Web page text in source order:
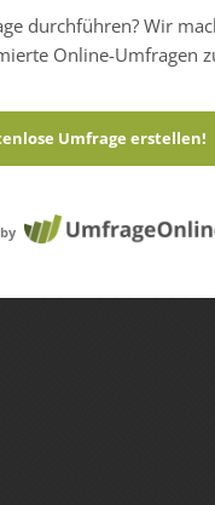
durchführen? Wir
Online-Umfragen
Umfrage erstellen!